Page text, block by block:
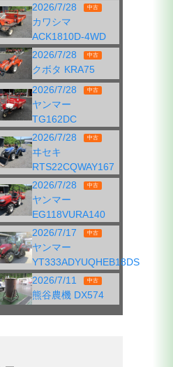
2026/7/28
中古
カワシマ
ACK1810D-4WD
2026/7/28
中古
クボタ KRA75
2026/7/28
中古
ヤンマー
TG162DC
2026/7/28
中古
ヰセキ
RTS22CQWAY167
2026/7/28
中古
ヤンマー
EG118VURA140
2026/7/17
中古
ヤンマー
YT333ADYUQHEB18DS
2026/7/11
中古
熊谷農機 DX574